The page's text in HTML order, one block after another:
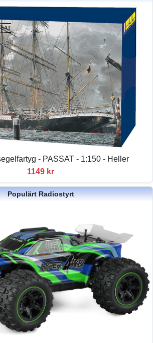
- PASSAT - 1:150 - Heller
1149 kr
Populärt Radiostyrt